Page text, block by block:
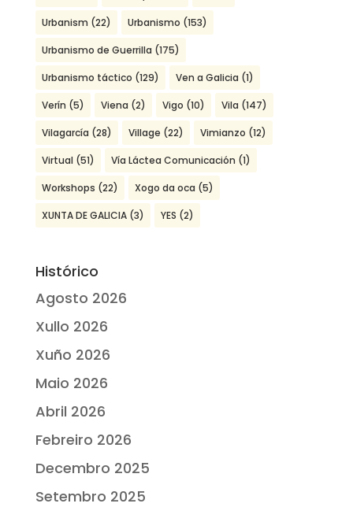
Urbanism (22) Urbanismo (153)
Urbanismo de Guerrilla (175)
Urbanismo táctico (129) Ven a Galicia (1)
Verín (5) Viena (2) Vigo (10) Vila (147)
Vilagarcía (28) Village (22) Vimianzo (12)
Virtual (51) Vía Láctea Comunicación (1)
Workshops (22) Xogo da oca (5)
XUNTA DE GALICIA(3) YES (2)
Histórico
Agosto 2026
Xullo 2026
Xuño 2026
Maio 2026
Abril 2026
Febreiro 2026
Decembro 2025
Setembro 2025